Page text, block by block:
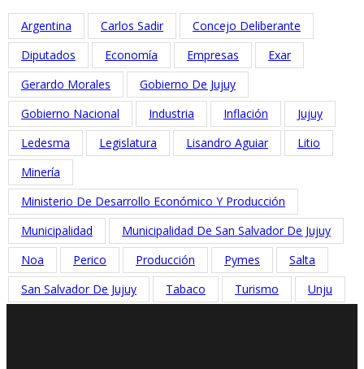
Argentina Carlos Sadir
Concejo Deliberante
Diputados
Economía Empresas
Exar
Gerardo Morales
Gobierno De Jujuy
Gobierno Nacional
Industria Inflación
Jujuy
Ledesma
Legislatura Lisandro Aguiar
Litio
Minería
Ministerio De Desarrollo Económico Y Producción
Municipalidad
Municipalidad De San Salvador De Jujuy
Noa
Perico Producción Pymes
Salta
San Salvador De Jujuy
Tabaco Turismo Unju